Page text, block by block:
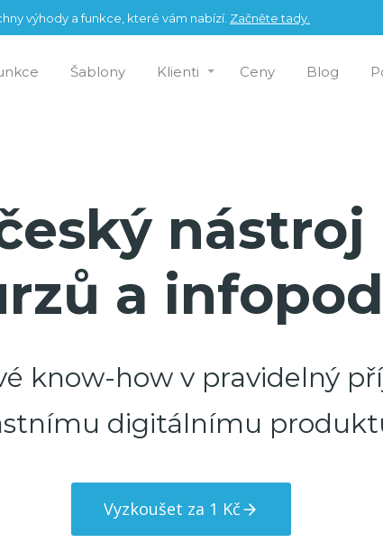
výhody a funkce, které vám nabízí. Začněte tady.
Šablony Klienti Ceny Blog
a
know-how v pravidelný
digitálnímu
Vyzkoušet za 1 Kč